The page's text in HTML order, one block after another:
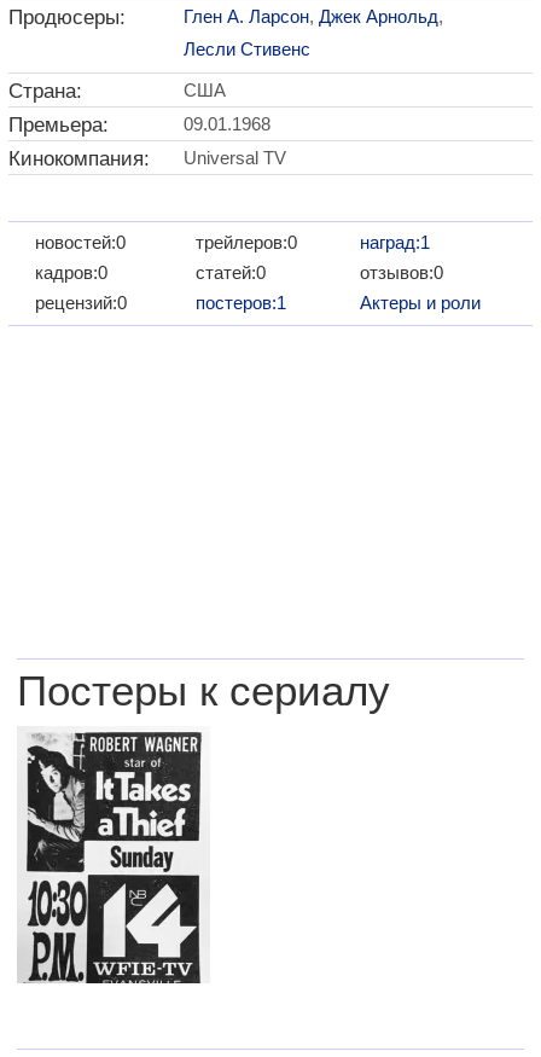
Продюсеры: Глен А. Ларсон, Джек Арнольд,
Лесли Стивенс
Страна: США
Премьера: 09.01.1968
Кинокомпания: Universal TV
новостей:0
кадров:0
рецензий:0
трейлеров:0
статей:0
постеров:1
наград:1
отзывов:0
Актеры и роли
Постеры к сериалу